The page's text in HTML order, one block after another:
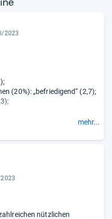
2023
(20%): „befriedigend“ (2,7);
„befriedigend“ (3,5).
mehr...
nützlichen